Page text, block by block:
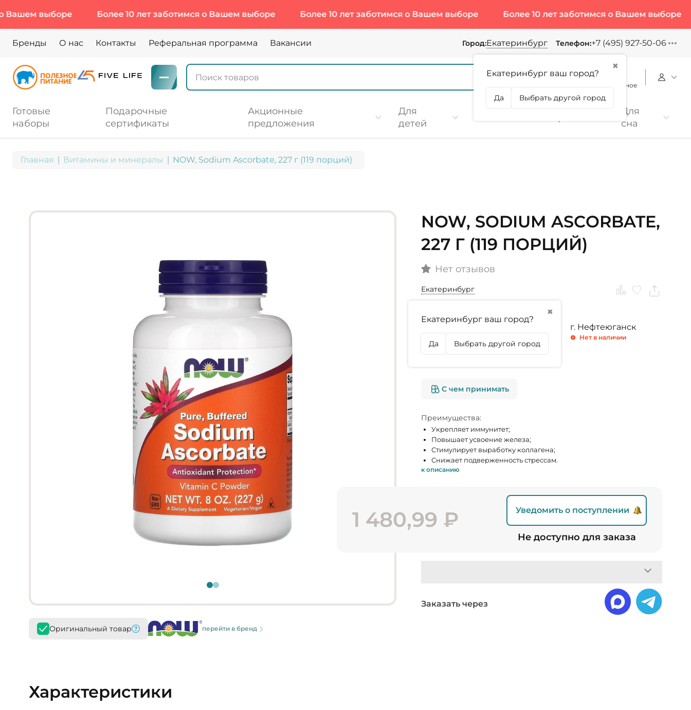
выборе Более 10 лет заботимся о Вашем выборе Более 10 лет заботимся о Вашем выборе Более 10 лет заботимся о Вашем выборе
Бренды О нас Контакты Реферальная программа Вакансии Город:Екатеринбург
✖
Екатеринбург ваш город?
Да Выбрать другой город
Телефон:+7 (495) 927-50-06
Избранное
Готовые
наборы
Подарочные
сертификаты
Акционные
предложения
Для
детей
Для
сна
Главная Витамины и минералы NOW, Sodium Ascorbate, 227 г (119 порций)
Оригинальный товар перейти в бренд
NOW, SODIUM ASCORBATE,
227 Г (119 ПОРЦИЙ)
Нет отзывов
Екатеринбург
✖
Екатеринбург ваш город?
Да Выбрать другой город
г. Екатеринбург г. Тюмень г. Нефтеюганск
Нет в наличии
С чем принимать
Преимущества:
Укрепляет иммунитет;
Повышает усвоение железа;
Стимулирует выработку коллагена;
Снижает подверженность стрессам.
к описанию
1 480,99 ₽ Уведомить о поступлении
Не доступно для заказа
Заказать через
Характеристики